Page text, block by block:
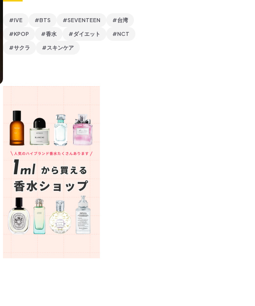
#IVE #BTS #SEVENTEEN #台湾
#KPOP #香水 #ダイエット #NCT
#サクラ #スキンケア